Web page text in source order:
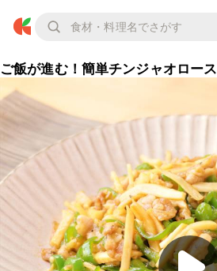
ご飯が進む！簡単チンジャオロース